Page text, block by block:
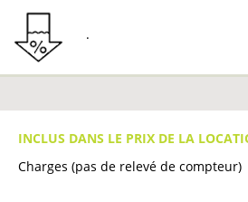
INCLUS DANS LE PRIX DE LA
Charges (pas de relevé de compteur)